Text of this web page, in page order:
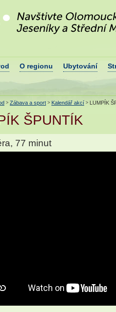
okres Šumperk!
Jeseníků
O regionu Ubytování
> Zábava a sport > Kalendář akcí > LUMPÍK
ŠPUNTÍK
77 minut